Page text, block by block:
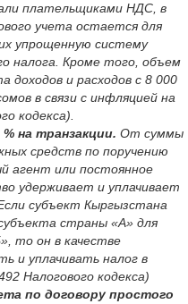
плательщиками НДС, в
учета остается для
упрощенную систему
налога. Кроме того, объем
доходов и расходов с 8 000
в связи с инфляцией на
кодекса).
на транзакции. От суммы
средств по поручению
агент или постоянное
удерживает и уплачивает
субъект Кыргызстана
страны «А» для
то он в качестве
и уплачивать налог в
Налогового кодекса)
по договору простого